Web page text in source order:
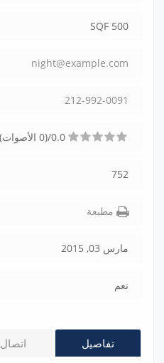
500 SQF
night@example.com
212-992-0091
0.0/(0 الأصوات)
752
مطبعة
مارس 03, 2015
نعم
تفاصيل اتصال